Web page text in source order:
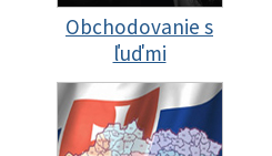
Obchodovanie s
ľuďmi